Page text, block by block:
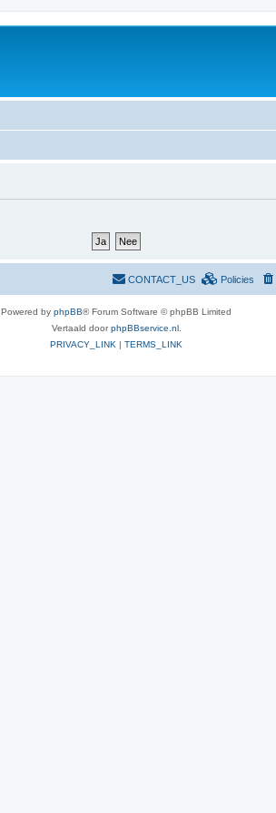
Policies
CONTACT_US
Powered by phpBB® Forum Software © phpBB Limited
Vertaald doorphpBBservice.nl.
PRIVACY_LINK | TERMS_LINK